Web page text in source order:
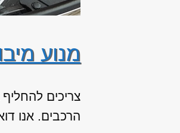
מנוע
צריכים
הרכבים. אנו